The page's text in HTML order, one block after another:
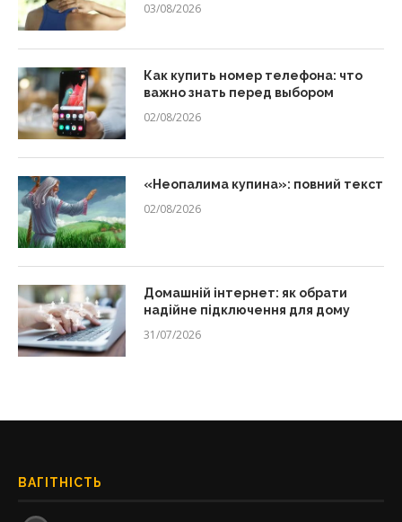
03/08/2026
Как купить номер телефона: что
важно знать перед выбором
02/08/2026
«Неопалима купина»: повний текст
02/08/2026
Домашній інтернет: як обрати
надійне підключення для дому
31/07/2026
ВАГІТНІСТЬ